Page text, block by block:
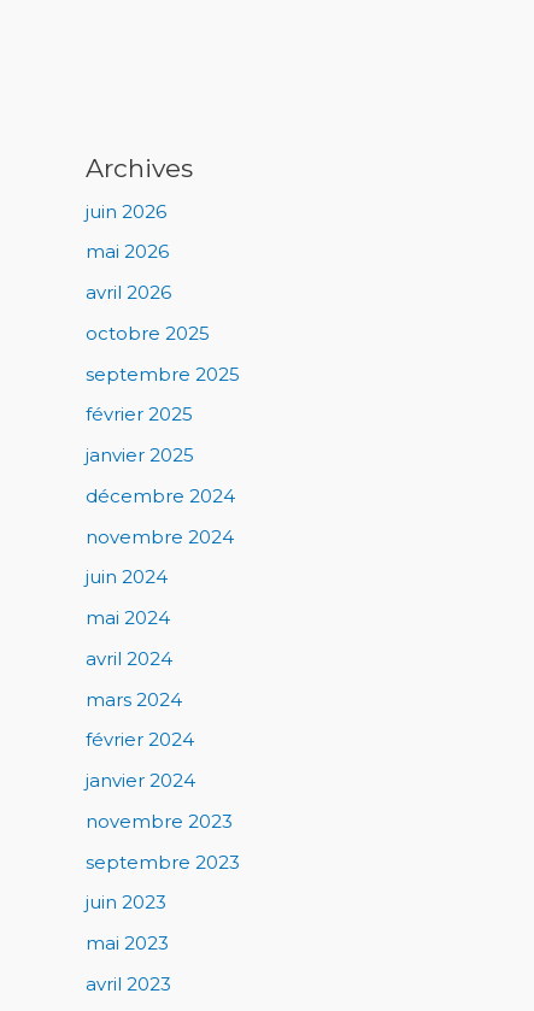
Archives
juin 2026
mai 2026
avril 2026
octobre 2025
septembre 2025
février 2025
janvier 2025
décembre 2024
novembre 2024
juin 2024
mai 2024
avril 2024
mars 2024
février 2024
janvier 2024
novembre 2023
septembre 2023
juin 2023
mai 2023
avril 2023